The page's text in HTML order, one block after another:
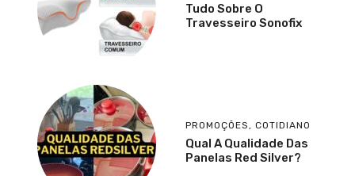
Tudo Sobre O
Travesseiro Sonofix
PROMOÇÕES, COTIDIANO
Qual A Qualidade Das
Panelas Red Silver?